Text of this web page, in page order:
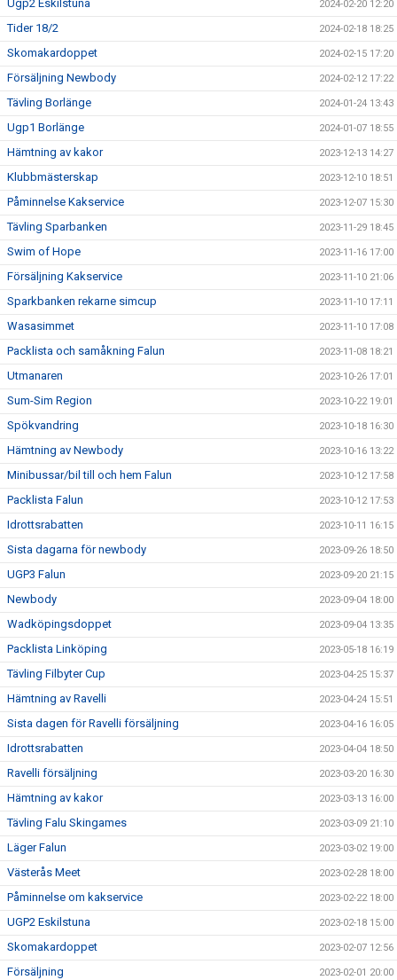
Ugp2 Eskilstuna 2024-02-20 12:20
Tider 18/2 2024-02-18 18:25
Skomakardoppet 2024-02-15 17:20
Försäljning Newbody 2024-02-12 17:22
Tävling Borlänge 2024-01-24 13:43
Ugp1 Borlänge 2024-01-07 18:55
Hämtning av kakor 2023-12-13 14:27
Klubbmästerskap 2023-12-10 18:51
Påminnelse Kakservice 2023-12-07 15:30
Tävling Sparbanken 2023-11-29 18:45
Swim of Hope 2023-11-16 17:00
Försäljning Kakservice 2023-11-10 21:06
Sparkbanken rekarne simcup 2023-11-10 17:11
Wasasimmet 2023-11-10 17:08
Packlista och samåkning Falun 2023-11-08 18:21
Utmanaren 2023-10-26 17:01
Sum-Sim Region 2023-10-22 19:01
Spökvandring 2023-10-18 16:30
Hämtning av Newbody 2023-10-16 13:22
Minibussar/bil till och hem Falun 2023-10-12 17:58
Packlista Falun 2023-10-12 17:53
Idrottsrabatten 2023-10-11 16:15
Sista dagarna för newbody 2023-09-26 18:50
UGP3 Falun 2023-09-20 21:15
Newbody 2023-09-04 18:00
Wadköpingsdoppet 2023-09-04 13:35
Packlista Linköping 2023-05-18 16:19
Tävling Filbyter Cup 2023-04-25 15:37
Hämtning av Ravelli 2023-04-24 15:51
Sista dagen för Ravelli försäljning 2023-04-16 16:05
Idrottsrabatten 2023-04-04 18:50
Ravelli försäljning 2023-03-20 16:30
Hämtning av kakor 2023-03-13 16:00
Tävling Falu Skingames 2023-03-09 21:10
Läger Falun 2023-03-02 19:00
Västerås Meet 2023-02-28 18:00
Påminnelse om kakservice 2023-02-22 18:00
UGP2 Eskilstuna 2023-02-18 15:00
Skomakardoppet 2023-02-07 12:56
Försäljning 2023-02-01 20:00